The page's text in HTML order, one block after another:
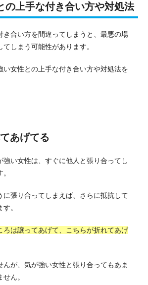
の上手な付き合い方や対処法
き合い方を間違ってしまうと、最悪の場
しまう可能性があります。
い女性との上手な付き合い方や対処法を
あげてる
強い女性は、すぐに他人と張り合ってし
に張り合ってしまえば、さらに抵抗して
。
ろは譲ってあげて、こちらが折れてあげ
んが、気が強い女性と張り合ってもあま
ん。